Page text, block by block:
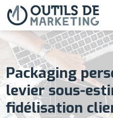
Packaging
levier sous-
fidélisation